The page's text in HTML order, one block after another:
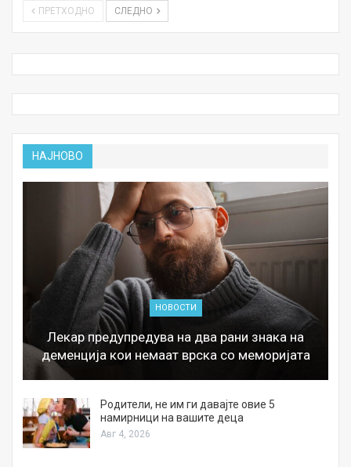
ПРЕТХОДНО СЛЕДНО
НАЈНОВО
НОВОСТИ
Лекар предупредува на два рани знака на
деменција кои немаат врска со меморијата
Родители, не им ги давајте овие 5
намирници на вашите деца
Авг 4, 2026